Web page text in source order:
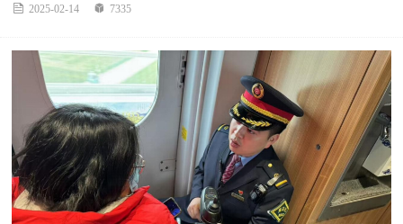
 2025-02-14  7335